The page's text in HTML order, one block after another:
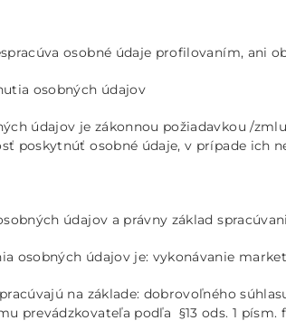
osobné údaje profilovaním, ani
osobných údajov
údajov je zákonnou požiadavkou /
poskytnúť osobné údaje, v prípade ich
údajov a právny základ
osobných údajov je: vykonávanie
na základe: dobrovoľného
prevádzkovateľa podľa §13 ods. 1 písm.